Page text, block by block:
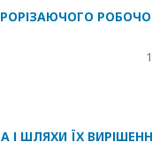
І ШЛЯХИ ЇХ